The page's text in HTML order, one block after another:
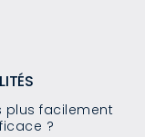
facilement
?